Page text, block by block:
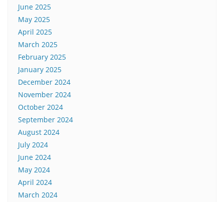
June 2025
May 2025
April 2025
March 2025
February 2025
January 2025
December 2024
November 2024
October 2024
September 2024
August 2024
July 2024
June 2024
May 2024
April 2024
March 2024